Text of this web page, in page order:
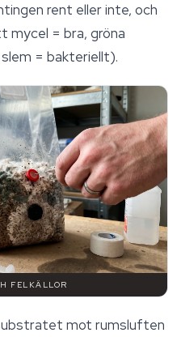
rent eller inte, och
mycel = bra, gröna
= bakteriellt).
FELKÄLLOR
mot rumsluften